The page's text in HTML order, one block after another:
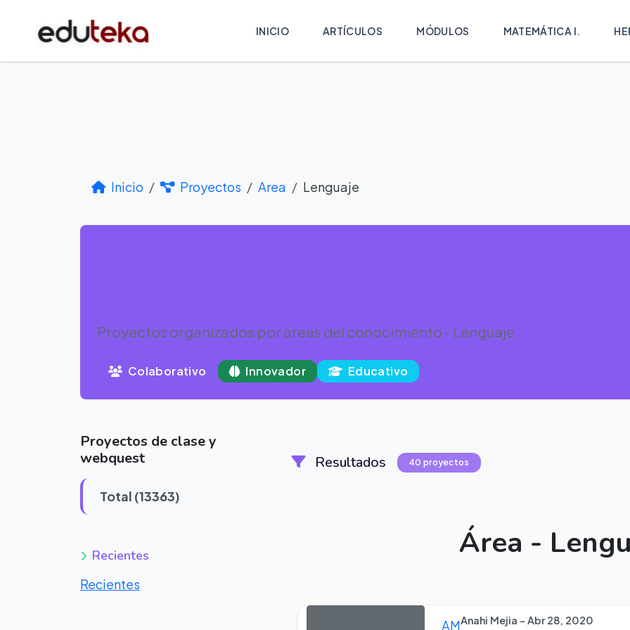
INICIO ARTÍCULOS MÓDULOS MATEMÁTICA I.
Inicio Proyectos Area Lenguaje
Proyectos organizados por áreas del conocimiento - Lenguaje
Colaborativo Innovador Educativo
Proyectos de clase y
webquest
Total (13363)
Recientes
Recientes
Resultados 40 proyectos
Área -
AMAnahi Mejia - Abr 28, 2020